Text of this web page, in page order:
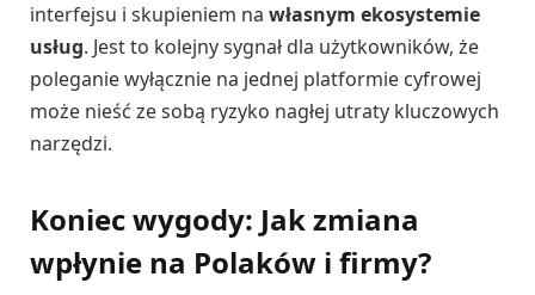
interfejsu i skupieniem na własnym ekosystemie
usług. Jest to kolejny sygnał dla użytkowników, że
poleganie wyłącznie na jednej platformie cyfrowej
może nieść ze sobą ryzyko nagłej utraty kluczowych
narzędzi.
Koniec wygody: Jak zmiana
wpłynie na Polaków i firmy?